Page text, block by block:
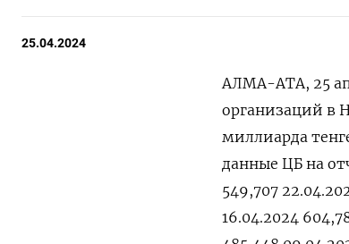
25.04.2024
АЛМА-АТА, 25
организаций в
миллиарда
данные ЦБ на
549,707
16.04.2024